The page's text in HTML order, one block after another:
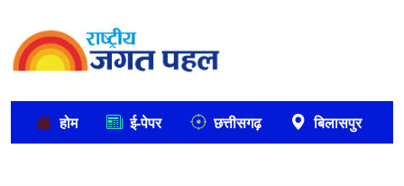
होम ई-पेपर छत्तीसगढ़ बिलासपुर